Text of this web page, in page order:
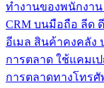
ทำงานของพนักงา
CRM บนมือถือ ลีด
อีเมล สินค้าคงคลั
การตลาด ใช้แคมเ
การตลาดทางโทรศั